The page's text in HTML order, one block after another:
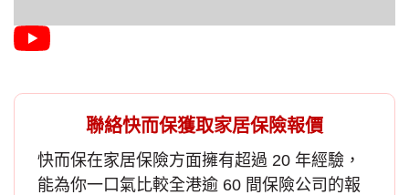
聯絡快而保獲取家居保險報價
快而保在家居保險方面擁有超過 20 年經驗，
能為你一口氣比較全港逾 60 間保險公司的報